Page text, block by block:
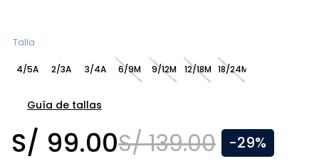
Talla
4/5A 2/3A 3/4A 6/9M 9/12M 12/18M 18/24M
Guía de tallas
S/ 99.00S/ 139.00 -29%
9.
10. sandalias niño